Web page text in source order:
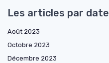
Les articles par date
Août 2023
Octobre 2023
Décembre 2023